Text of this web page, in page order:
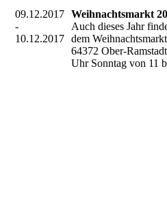
09.12.2017
-
10.12.2017
Weihnachtsmarkt
Auch dieses Jahr
dem
64372 Ober-
Uhr Sonntag von